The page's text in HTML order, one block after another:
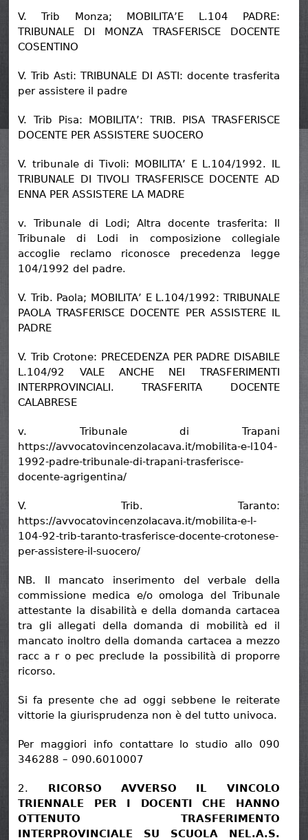
V. Trib Monza; MOBILITA’E L.104 PADRE:
TRIBUNALE DI MONZA TRASFERISCE DOCENTE
COSENTINO
V. Trib Asti: TRIBUNALE DI ASTI: docente trasferita
per assistere il padre
V. Trib Pisa: MOBILITA’: TRIB. PISA TRASFERISCE
DOCENTE PER ASSISTERE SUOCERO
V. tribunale di Tivoli: MOBILITA’ E L.104/1992. IL
TRIBUNALE DI TIVOLI TRASFERISCE DOCENTE AD
ENNA PER ASSISTERE LA MADRE
v. Tribunale di Lodi; Altra docente trasferita: Il
Tribunale di Lodi in composizione collegiale
accoglie reclamo riconosce precedenza legge
104/1992 del padre.
V. Trib. Paola; MOBILITA’ E L.104/1992: TRIBUNALE
PAOLA TRASFERISCE DOCENTE PER ASSISTERE IL
PADRE
V. Trib Crotone: PRECEDENZA PER PADRE DISABILE
L.104/92 VALE ANCHE NEI TRASFERIMENTI
INTERPROVINCIALI. TRASFERITA DOCENTE
CALABRESE
v. Tribunale di Trapani
https://avvocatovincenzolacava.it/mobilita-e-l104-
1992-padre-tribunale-di-trapani-trasferisce-
docente-agrigentina/
V. Trib. Taranto:
https://avvocatovincenzolacava.it/mobilita-e-l-
104-92-trib-taranto-trasferisce-docente-crotonese-
per-assistere-il-suocero/
NB. Il mancato inserimento del verbale della
commissione medica e/o omologa del Tribunale
attestante la disabilità e della domanda cartacea
tra gli allegati della domanda di mobilità ed il
mancato inoltro della domanda cartacea a mezzo
racc a r o pec preclude la possibilità di proporre
ricorso.
Si fa presente che ad oggi sebbene le reiterate
vittorie la giurisprudenza non è del tutto univoca.
Per maggiori info contattare lo studio allo 090
346288 – 090.6010007
2. RICORSO AVVERSO IL VINCOLO
TRIENNALE PER I DOCENTI CHE HANNO
OTTENUTO TRASFERIMENTO
INTERPROVINCIALE SU SCUOLA NEL.A.S.